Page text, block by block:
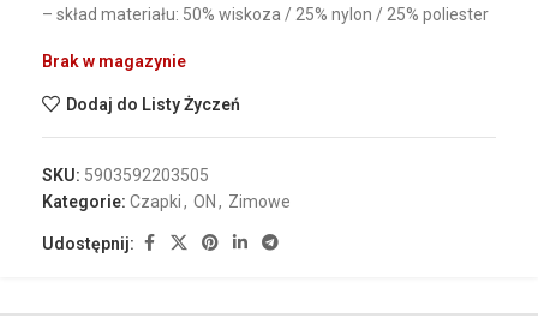
– skład materiału: 50% wiskoza / 25% nylon / 25% poliester
Brak w magazynie
Dodaj do Listy Życzeń
SKU: 5903592203505
Kategorie: Czapki, ON , Zimowe
Udostępnij: